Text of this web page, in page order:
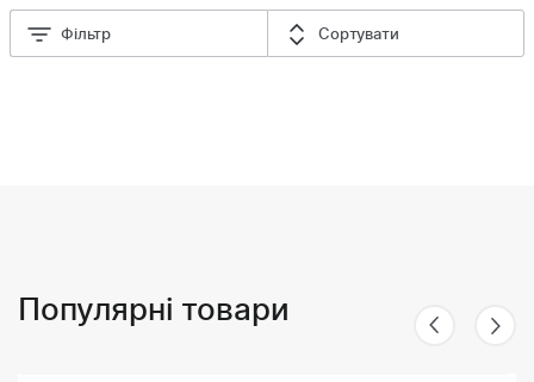
Фільтр Сортувати
Популярні товари